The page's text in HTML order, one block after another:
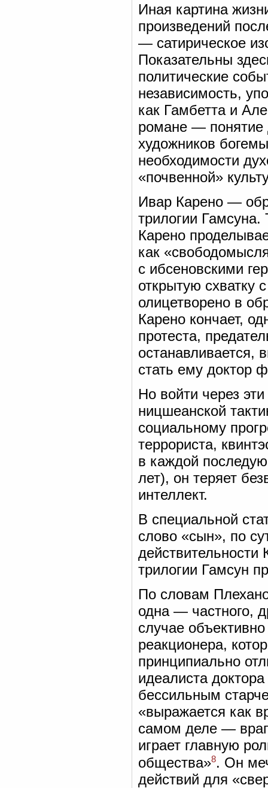
Иная картина
произведений
— сатирическое
Показательны
политические
независимость,
как Гамбетта и
романе — понятие
художников
необходимости
«почвенной»
Ивар Карено —
трилогии
Карено
как
с ибсеновскими
открытую схватку
олицетворено в
Карено кончает,
протеста,
останавливается,
стать ему доктор
Но войти через
ницшеанской
социальному
террориста,
в каждой
лет), он теряет
интеллект.
В специальной
слово «сын», по
трилогии Гамсун
По словам
одна — частного,
случае
реакционера,
принципиально
идеалиста
бессильным
«выражается как
самом деле — враг
играет главную
общества»8. Он
действий для